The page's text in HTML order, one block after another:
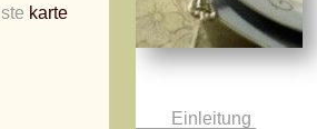
Einleitung
karte